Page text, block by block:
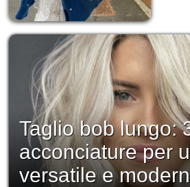
Taglio bob lungo:
acconciature per
versatile e